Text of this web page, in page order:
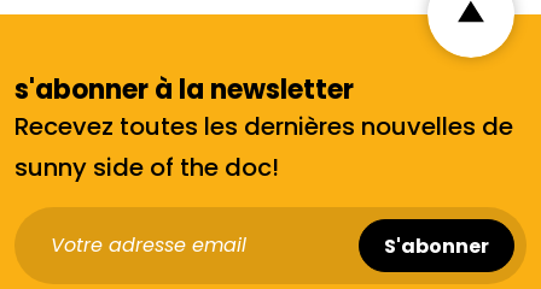
s'abonner à la newsletter
Recevez toutes les dernières nouvelles de
sunny side of the doc!